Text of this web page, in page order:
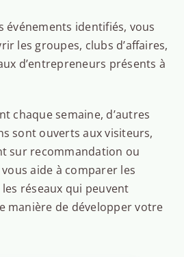
événements identifiés, vous
les groupes, clubs d’affaires,
d’entrepreneurs présents à
chaque semaine, d’autres
sont ouverts aux visiteurs,
sur recommandation ou
aide à comparer les
réseaux qui peuvent
manière de développer votre